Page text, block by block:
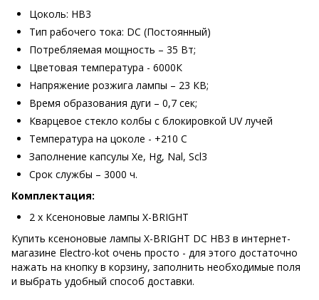
Цоколь: HB3
Тип рабочего тока: DC (Постоянный)
Потребляемая мощность – 35 Вт;
Цветовая температура - 6000К
Напряжение розжига лампы – 23 КВ;
Время образования дуги – 0,7 сек;
Кварцевое стекло колбы с блокировкой UV лучей
Температура на цоколе - +210 С
Заполнение капсулы Xe, Hg, Nal, Scl3
Срок службы – 3000 ч.
Комплектация:
2 х Ксеноновые лампы X-BRIGHT
Купить ксеноновые лампы X-BRIGHT DC HB3 в интернет-
магазине Electro-kot очень просто - для этого достаточно
нажать на кнопку в корзину, заполнить необходимые поля
и выбрать удобный способ доставки.